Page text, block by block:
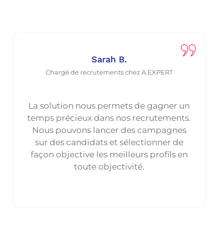
Sarah B.
Chargé de recrutements chez A.EXPERT
La solution nous permets de gagner un
temps précieux dans nos recrutements.
Nous pouvons lancer des campagnes
sur des candidats et sélectionner de
façon objective les meilleurs profils en
toute objectivité.